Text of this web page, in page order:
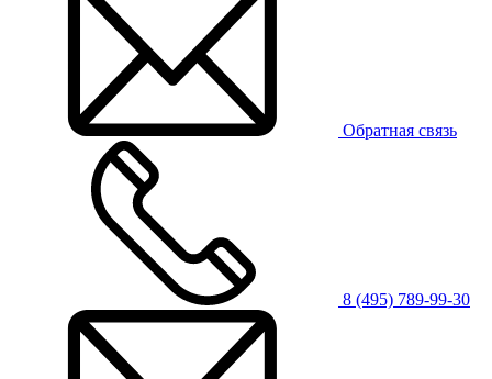
Обратная связь
8 (495) 789-99-30